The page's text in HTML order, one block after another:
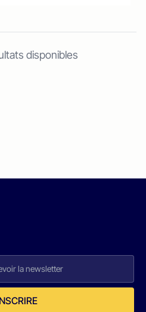
disponibles